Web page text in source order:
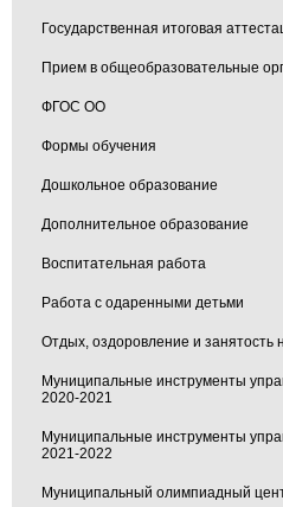
Государственная итоговая
Прием в общеобразовательные
ФГОС ОО
Формы обучения
Дошкольное образование
Дополнительное образование
Воспитательная работа
Работа с одаренными детьми
Отдых, оздоровление и занятость
Муниципальные инструменты
2020-2021
Муниципальные инструменты
2021-2022
Муниципальный олимпиадный